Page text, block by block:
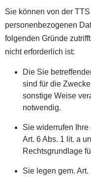
Sie können von der
personenbezogenen
folgenden Gründe
nicht erforderlich ist:
Die Sie
sind für die
sonstige Weise
notwendig.
Sie widerrufen
Art. 6 Abs. 1 lit. a
Rechtsgrundlage
Sie legen gem.